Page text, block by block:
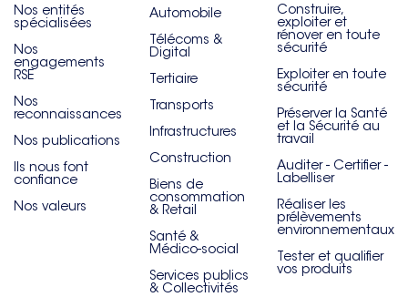
Nos entités
spécialisées
Nos
engagements
RSE
Nos
reconnaissances
Nos publications
Ils nous font
confiance
Nos valeurs
Automobile
Télécoms &
Digital
Tertiaire
Transports
Infrastructures
Construction
Biens de
consommation
& Retail
Santé &
Médico-social
Services publics
& Collectivités
Construire,
exploiter et
rénover en toute
sécurité
Exploiter en toute
sécurité
Préserver la Santé
et la Sécurité au
travail
Auditer - Certifier -
Labelliser
Réaliser les
prélèvements
environnementaux
Tester et qualifier
vos produits